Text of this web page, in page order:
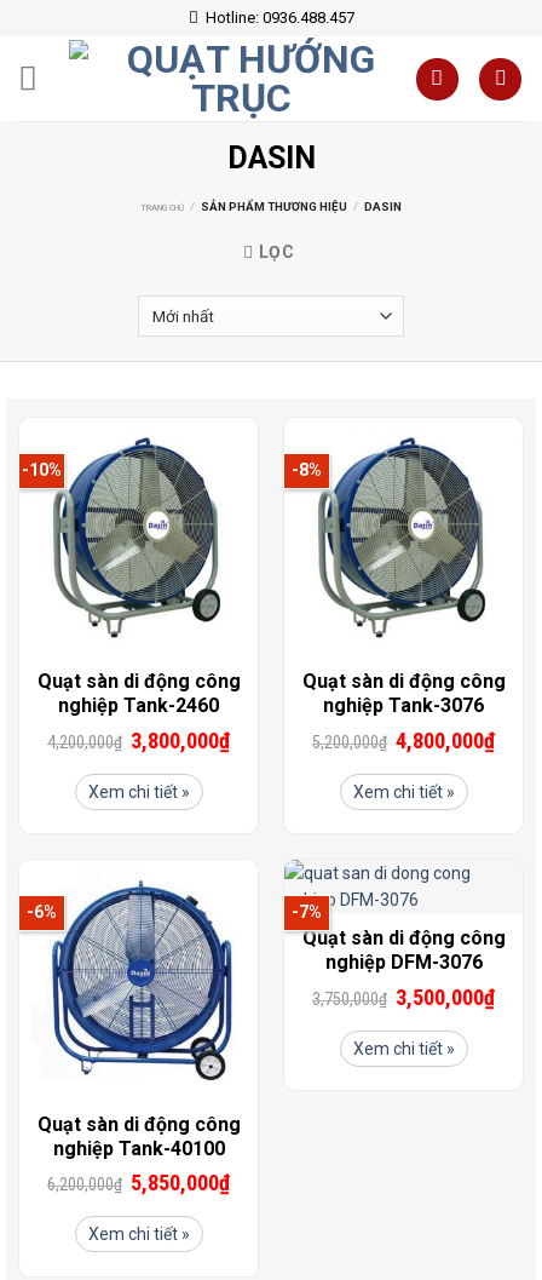
content
Hotline: 0936.488.457
DASIN
TRANG CHỦ / SẢN PHẨM THƯƠNG HIỆU / DASIN
LỌC
-10%
Quạt sàn di động công
nghiệp Tank-2460
4,200,000₫ 3,800,000₫
Xem chi tiết »
-8%
Quạt sàn di động công
nghiệp Tank-3076
5,200,000₫ 4,800,000₫
Xem chi tiết »
-6%
Quạt sàn di động công
nghiệp Tank-40100
6,200,000₫ 5,850,000₫
Xem chi tiết »
-7%
Quạt sàn di động công
nghiệp DFM-3076
3,750,000₫ 3,500,000₫
Xem chi tiết »